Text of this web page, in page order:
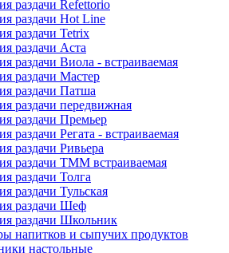
раздачи Refettorio
раздачи Hot Line
раздачи Tetrix
раздачи Аста
раздачи Виола - встраиваемая
раздачи Мастер
раздачи Патша
раздачи передвижная
раздачи Премьер
раздачи Регата - встраиваемая
раздачи Ривьера
раздачи ТММ встраиваемая
раздачи Толга
раздачи Тульская
раздачи Шеф
раздачи Школьник
напитков и сыпучих продуктов
настольные